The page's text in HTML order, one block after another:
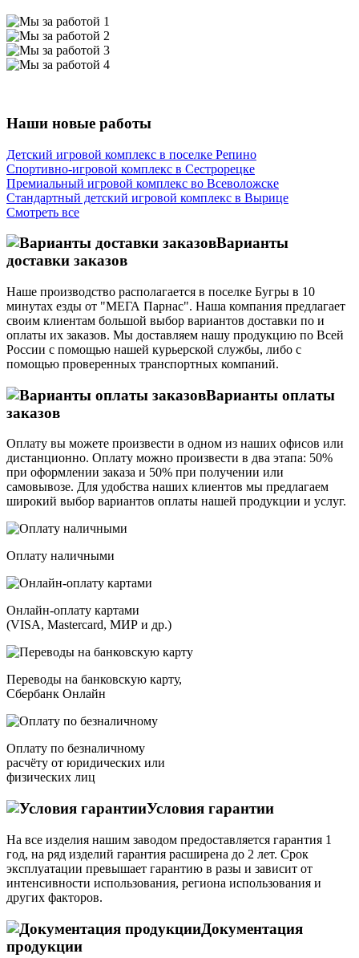
Наши новые работы
Детский игровой комплекс в поселке Репино
Спортивно-игровой комплекс в Сестрорецке
Премиальный игровой комплекс во Всеволожске
Стандартный детский игровой комплекс в Вырице
Смотреть все
Варианты
доставки заказов
Наше производство располагается в поселке Бугры в 10
минутах езды от "МЕГА Парнас". Наша компания предлагает
своим клиентам большой выбор вариантов доставки по и
оплаты их заказов. Мы доставляем нашу продукцию по Всей
России с помощью нашей курьерской службы, либо с
помощью проверенных транспортных компаний.
Варианты оплаты
заказов
Оплату вы можете произвести в одном из наших офисов или
дистанционно. Оплату можно произвести в два этапа: 50%
при оформлении заказа и 50% при получении или
самовывозе. Для удобства наших клиентов мы предлагаем
широкий выбор вариантов оплаты нашей продукции и услуг.
Оплату наличными
Онлайн-оплату картами
(VISA, Mastercard, МИР и др.)
Переводы на банковскую карту,
Сбербанк Онлайн
Оплату по безналичному
расчёту от юридических или
физических лиц
Условия гарантии
На все изделия нашим заводом предоставляется гарантия 1
год, на ряд изделий гарантия расширена до 2 лет. Срок
эксплуатации превышает гарантию в разы и зависит от
интенсивности использования, региона использования и
других факторов.
Документация
продукции